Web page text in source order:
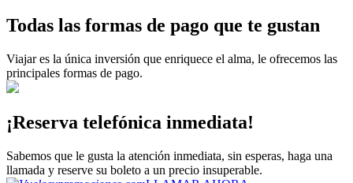
Todas las formas de pago que te gustan
Viajar es la única inversión que enriquece el alma, le ofrecemos las
principales formas de pago.
¡Reserva telefónica inmediata!
Sabemos que le gusta la atención inmediata, sin esperas, haga una
llamada y reserve su boleto a un precio insuperable.